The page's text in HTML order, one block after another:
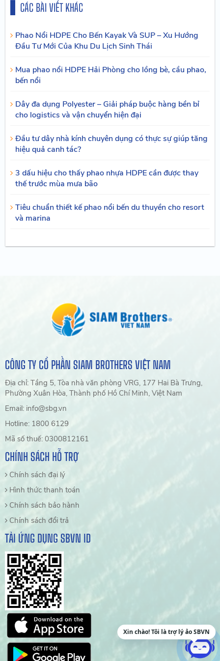
CÁC BÀI VIẾT KHÁC
Phao Nổi HDPE Cho Bến Kayak Và SUP – Xu Hướng
Đầu Tư Mới Của Khu Du Lịch Sinh Thái
Mua phao nổi HDPE Hải Phòng cho lồng bè, cầu phao,
bến nổi
Dây đa dụng Polyester – Giải pháp buộc hàng bền bỉ
cho logistics và vận chuyển hiện đại
Đầu tư dây nhà kính chuyên dụng có thực sự giúp tăng
hiệu quả canh tác?
3 dấu hiệu cho thấy phao nhựa HDPE cần được thay
thế trước mùa mưa bão
Tiêu chuẩn thiết kế phao nổi bến du thuyền cho resort
và marina
CÔNG TY CỔ PHẦN SIAM BROTHERS VIỆT NAM
Địa chỉ: Tầng 5, Tòa nhà văn phòng VRG, 177 Hai Bà Trưng,
Phường Xuân Hòa, Thành phố Hồ Chí Minh, Việt Nam
Email: info@sbg.vn
Hotline: 1800 6129
Mã số thuế: 0300812161
CHÍNH SÁCH HỖ TRỢ
Chính sách đại lý
Hình thức thanh toán
Chính sách bảo hành
Chính sách đổi trả
TẢI ỨNG DỤNG SBVN ID
Xin chào! Tôi là trợ lý ảo SBVN